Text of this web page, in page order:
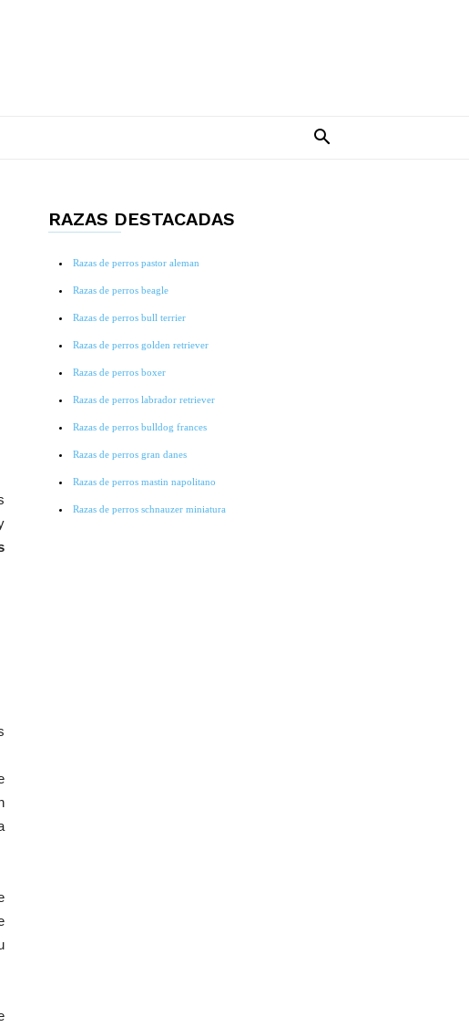
RAZAS DESTACADAS
Razas de perros pastor aleman
Razas de perros beagle
Razas de perros bull terrier
Razas de perros golden retriever
Razas de perros boxer
Razas de perros labrador retriever
Razas de perros bulldog frances
Razas de perros gran danes
Razas de perros mastin napolitano
Razas de perros schnauzer miniatura